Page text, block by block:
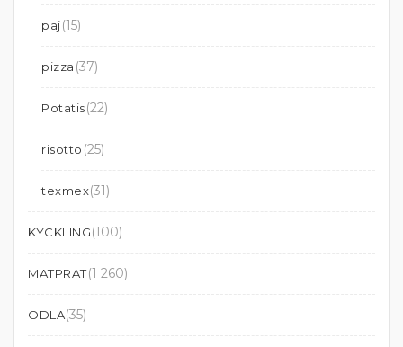
paj(15)
pizza (37)
Potatis(22)
risotto (25)
texmex(31)
KYCKLING(100)
MATPRAT(1 260)
ODLA(35)